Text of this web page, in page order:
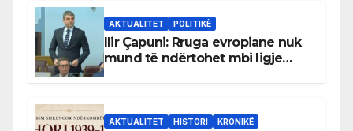
AKTUALITET POLITIKË
Ilir Çapuni: Rruga evropiane nuk
mund të ndërtohet mbi ligje
AKTUALITET HISTORI KRONIKË